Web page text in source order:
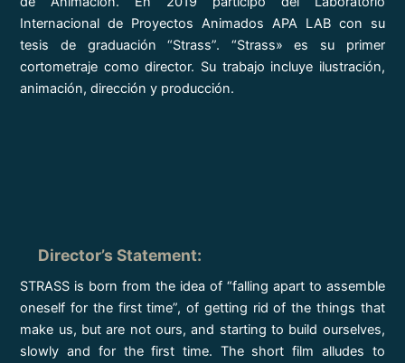
Internacional de Proyectos Animados APA LAB con su
tesis de graduación “Strass”. “Strass» es su primer
cortometraje como director. Su trabajo incluye ilustración,
animación, dirección y producción.
Director’s Statement:
STRASS is born from the idea of “falling apart to assemble
oneself for the first time”, of getting rid of the things that
make us, but are not ours, and starting to build ourselves,
slowly and for the first time. The short film alludes to